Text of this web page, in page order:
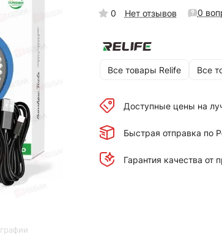
0 Нет отзывов 0
Все товары Relife Все
Доступные цены на
Быстрая отправка по
Гарантия качества от